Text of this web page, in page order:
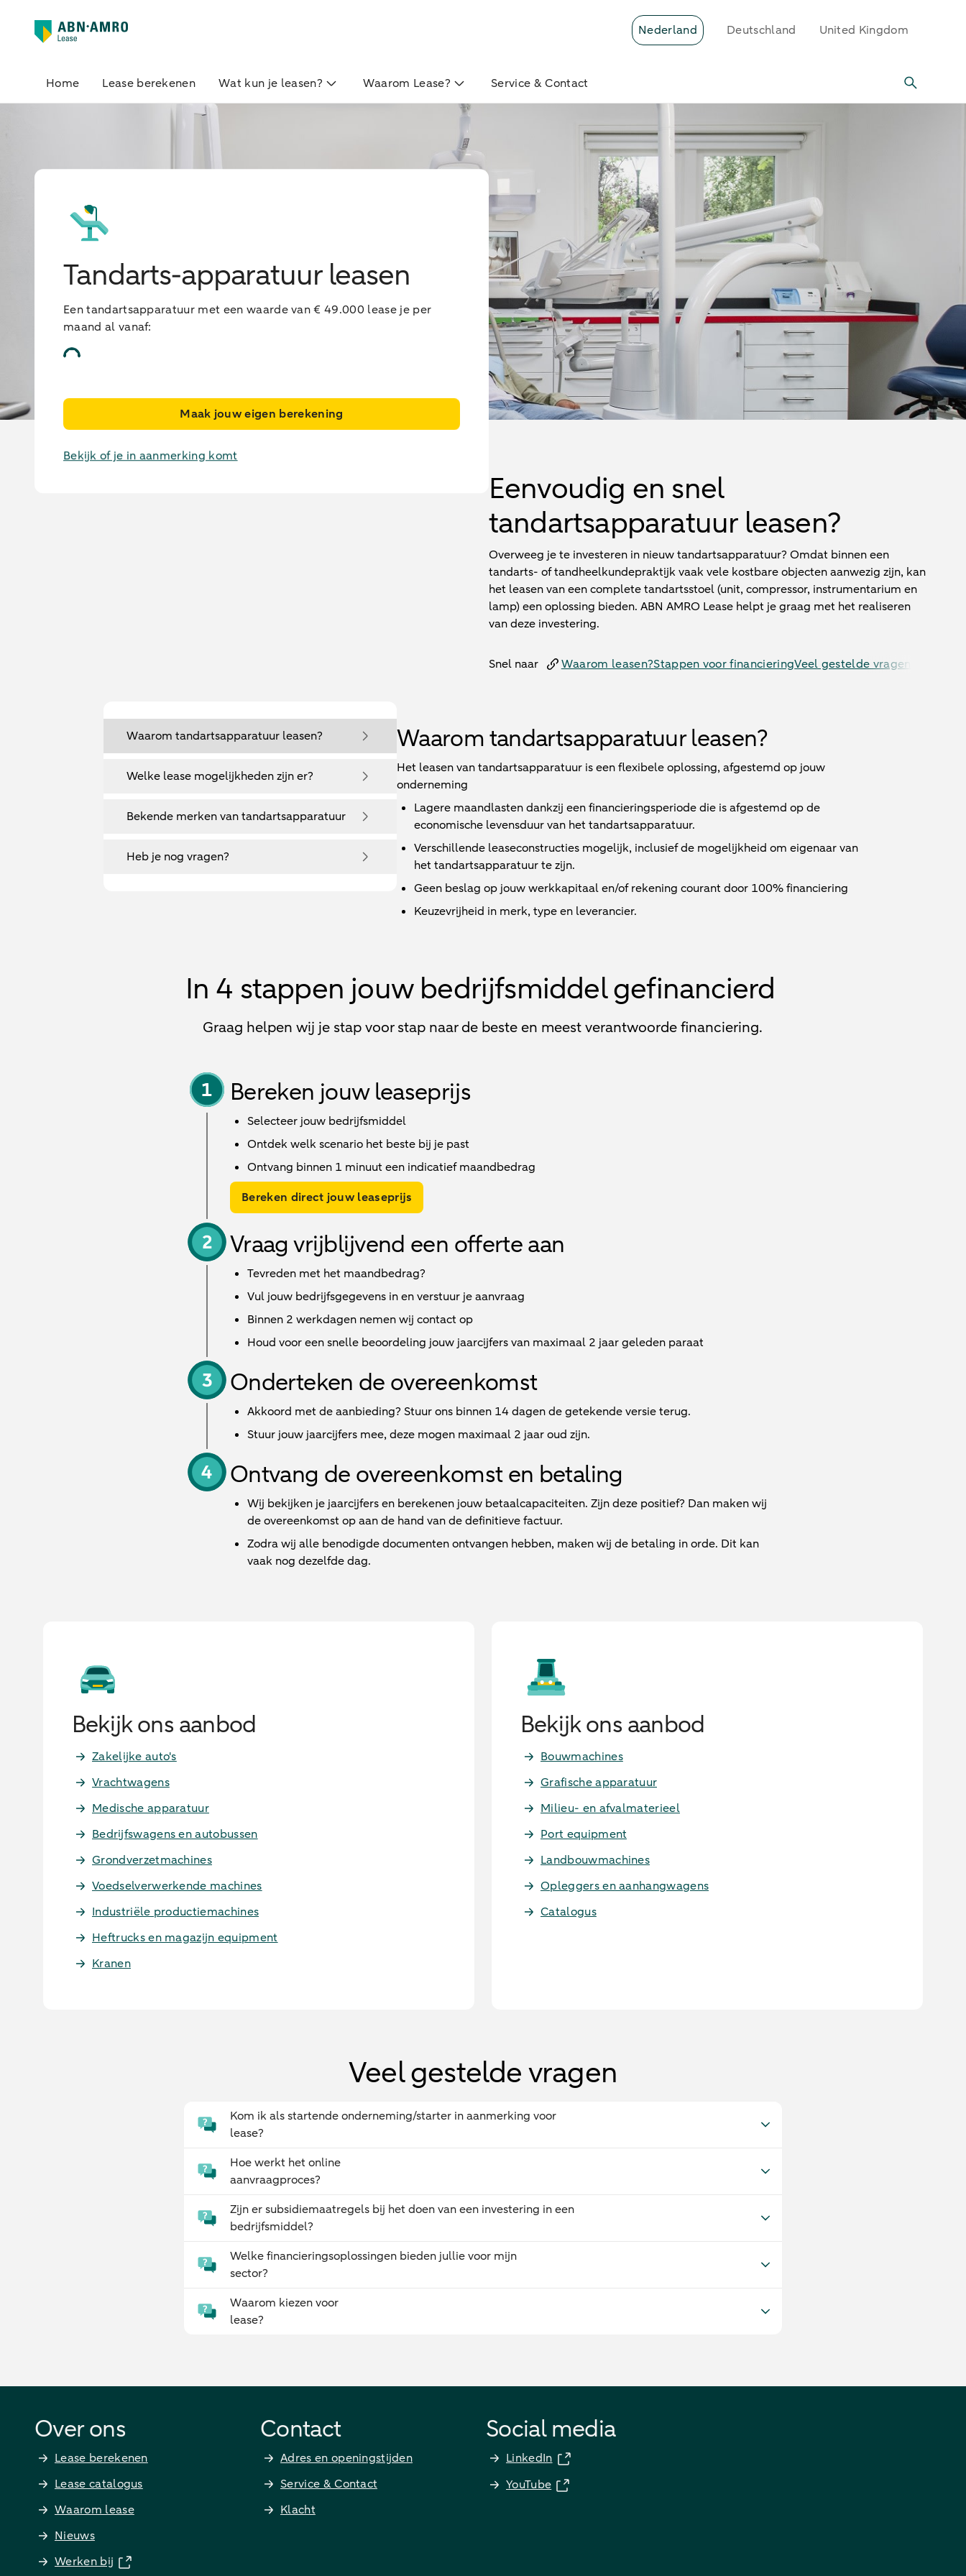
Nederland Deutschland United Kingdom
Home Lease berekenen Wat kun je leasen? Waarom Lease? Service & Contact
Tandartsapparatuur leasen
Tandarts-apparatuur leasen
Een tandartsapparatuur met een waarde van € 49.000 lease je per
maand al vanaf:
Maak jouw eigen berekening
Bekijk of je in aanmerking komt
Eenvoudig en snel
tandartsapparatuur leasen?
Overweeg je te investeren in nieuw tandartsapparatuur? Omdat binnen een
tandarts- of tandheelkundepraktijk vaak vele kostbare objecten aanwezig zijn, kan
het leasen van een complete tandartsstoel (unit, compressor, instrumentarium en
lamp) een oplossing bieden. ABN AMRO Lease helpt je graag met het realiseren
van deze investering.
Snel naar Waarom leasen?Stappen voor financieringVeel gestelde vragen
Waarom tandartsapparatuur leasen?
Welke lease mogelijkheden zijn er?
Bekende merken van tandartsapparatuur
Heb je nog vragen?
Waarom tandartsapparatuur leasen?
Het leasen van tandartsapparatuur is een flexibele oplossing, afgestemd op jouw
onderneming
Lagere maandlasten dankzij een financieringsperiode die is afgestemd op de
economische levensduur van het tandartsapparatuur.
Verschillende leaseconstructies mogelijk, inclusief de mogelijkheid om eigenaar van
het tandartsapparatuur te zijn.
Geen beslag op jouw werkkapitaal en/of rekening courant door 100% financiering
Keuzevrijheid in merk, type en leverancier.
In 4 stappen jouw bedrijfsmiddel gefinancierd
Graag helpen wij je stap voor stap naar de beste en meest verantwoorde financiering.
Bereken jouw leaseprijs
Selecteer jouw bedrijfsmiddel
Ontdek welk scenario het beste bij je past
Ontvang binnen 1 minuut een indicatief maandbedrag
Bereken direct jouw leaseprijs
Vraag vrijblijvend een offerte aan
Tevreden met het maandbedrag?
Vul jouw bedrijfsgegevens in en verstuur je aanvraag
Binnen 2 werkdagen nemen wij contact op
Houd voor een snelle beoordeling jouw jaarcijfers van maximaal 2 jaar geleden paraat
Onderteken de overeenkomst
Akkoord met de aanbieding? Stuur ons binnen 14 dagen de getekende versie terug.
Stuur jouw jaarcijfers mee, deze mogen maximaal 2 jaar oud zijn.
Ontvang de overeenkomst en betaling
Wij bekijken je jaarcijfers en berekenen jouw betaalcapaciteiten. Zijn deze positief? Dan maken wij
de overeenkomst op aan de hand van de definitieve factuur.
Zodra wij alle benodigde documenten ontvangen hebben, maken wij de betaling in orde. Dit kan
vaak nog dezelfde dag.
Bekijk ons aanbod
Zakelijke auto's
Vrachtwagens
Medische apparatuur
Bedrijfswagens en autobussen
Grondverzetmachines
Voedselverwerkende machines
Industriële productiemachines
Heftrucks en magazijn equipment
Kranen
Bekijk ons aanbod
Bouwmachines
Grafische apparatuur
Milieu- en afvalmaterieel
Port equipment
Landbouwmachines
Opleggers en aanhangwagens
Catalogus
Veel gestelde vragen
Kom ik als startende onderneming/starter in aanmerking voor
lease?
Hoe werkt het online
aanvraagproces?
Zijn er subsidiemaatregels bij het doen van een investering in een
bedrijfsmiddel?
Welke financieringsoplossingen bieden jullie voor mijn
sector?
Waarom kiezen voor
lease?
Over ons
Lease berekenen
Lease catalogus
Waarom lease
Nieuws
Werken bij
Contact
Adres en openingstijden
Service & Contact
Klacht
Social media
LinkedIn
YouTube